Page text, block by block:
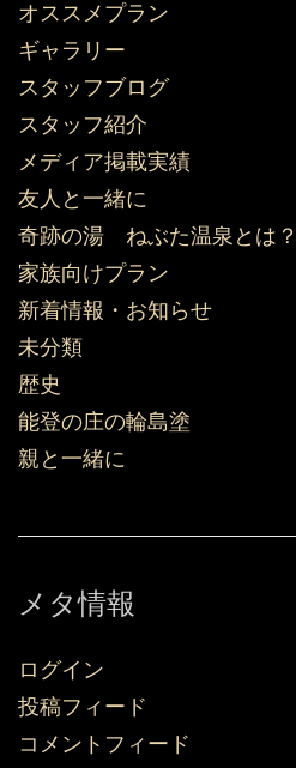
オススメプラン
ギャラリー
スタッフブログ
スタッフ紹介
メディア掲載実績
友人と一緒に
奇跡の湯 ねぶた温泉とは？
家族向けプラン
新着情報・お知らせ
未分類
歴史
能登の庄の輪島塗
親と一緒に
メタ情報
ログイン
投稿フィード
コメントフィード